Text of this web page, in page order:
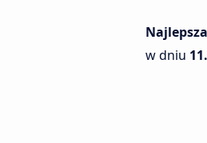
w dniu